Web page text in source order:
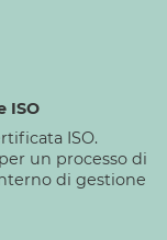
ISO
ISO.
un processo di
di gestione